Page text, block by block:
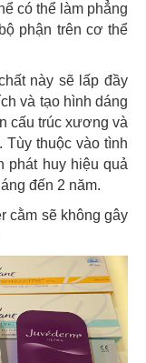
có thể làm phẳng
phận trên cơ thể
này sẽ lấp đầy
và tạo hình dáng
cấu trúc xương và
Tùy thuộc vào tình
phát huy hiệu quả
đến 2 năm.
cằm sẽ không gây